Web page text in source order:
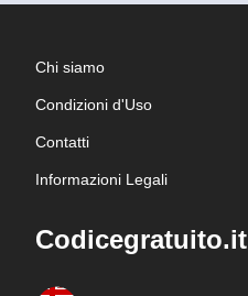
Chi siamo
Condizioni d'Uso
Contatti
Informazioni Legali
Codicegratuito.it